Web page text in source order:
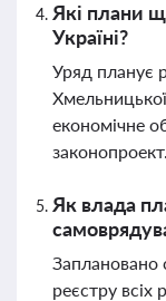
Які плани
Україні?
Уряд планує
економічне
законопроект.
Як влада
Заплановано
реєстру